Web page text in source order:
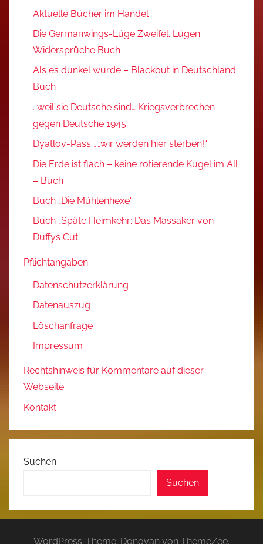
Aktuelle Bücher im Handel
Die Germanwings-Lüge Zweifel. Lügen.
Widersprüche Buch
Als es dunkel wurde – Blackout in Deutschland
Buch
…weil sie Deutsche sind… Kriegsverbrechen
gegen Deutsche 1945
Dyatlov-Pass „…wir werden hier sterben!“
Die Erde ist flach – keine rotierende Kugel im All
– Buch
Buch „Die Mühlenhexe“
Buch „Späte Heimkehr: Das Massaker von
Duffys Cut“
Pflichtangaben
Datenschutzerklärung
Datenauszug
Löschanfrage
Impressum
Rechtshinweis für Kommentare auf dieser
Webseite
Kontakt
Suchen
Suchen
WordPress-Theme: Donovan von ThemeZee.